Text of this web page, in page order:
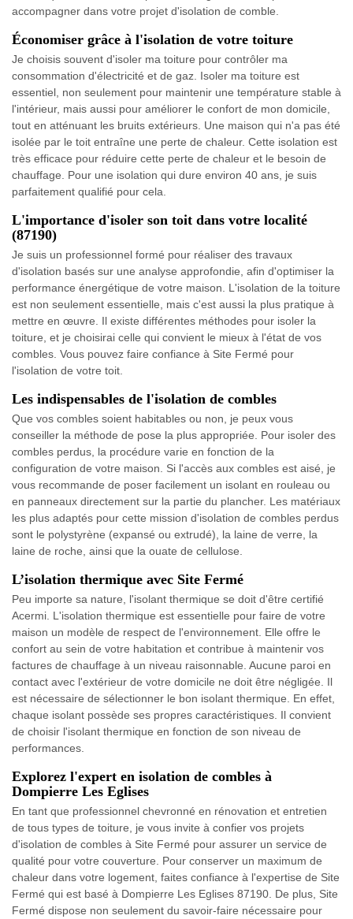
accompagner dans votre projet d'isolation de comble.
Économiser grâce à l'isolation de votre toiture
Je choisis souvent d'isoler ma toiture pour contrôler ma
consommation d'électricité et de gaz. Isoler ma toiture est
essentiel, non seulement pour maintenir une température stable à
l'intérieur, mais aussi pour améliorer le confort de mon domicile,
tout en atténuant les bruits extérieurs. Une maison qui n'a pas été
isolée par le toit entraîne une perte de chaleur. Cette isolation est
très efficace pour réduire cette perte de chaleur et le besoin de
chauffage. Pour une isolation qui dure environ 40 ans, je suis
parfaitement qualifié pour cela.
L'importance d'isoler son toit dans votre localité
(87190)
Je suis un professionnel formé pour réaliser des travaux
d'isolation basés sur une analyse approfondie, afin d'optimiser la
performance énergétique de votre maison. L'isolation de la toiture
est non seulement essentielle, mais c'est aussi la plus pratique à
mettre en œuvre. Il existe différentes méthodes pour isoler la
toiture, et je choisirai celle qui convient le mieux à l'état de vos
combles. Vous pouvez faire confiance à Site Fermé pour
l'isolation de votre toit.
Les indispensables de l'isolation de combles
Que vos combles soient habitables ou non, je peux vous
conseiller la méthode de pose la plus appropriée. Pour isoler des
combles perdus, la procédure varie en fonction de la
configuration de votre maison. Si l'accès aux combles est aisé, je
vous recommande de poser facilement un isolant en rouleau ou
en panneaux directement sur la partie du plancher. Les matériaux
les plus adaptés pour cette mission d'isolation de combles perdus
sont le polystyrène (expansé ou extrudé), la laine de verre, la
laine de roche, ainsi que la ouate de cellulose.
L’isolation thermique avec Site Fermé
Peu importe sa nature, l'isolant thermique se doit d'être certifié
Acermi. L'isolation thermique est essentielle pour faire de votre
maison un modèle de respect de l'environnement. Elle offre le
confort au sein de votre habitation et contribue à maintenir vos
factures de chauffage à un niveau raisonnable. Aucune paroi en
contact avec l'extérieur de votre domicile ne doit être négligée. Il
est nécessaire de sélectionner le bon isolant thermique. En effet,
chaque isolant possède ses propres caractéristiques. Il convient
de choisir l'isolant thermique en fonction de son niveau de
performances.
Explorez l'expert en isolation de combles à
Dompierre Les Eglises
En tant que professionnel chevronné en rénovation et entretien
de tous types de toiture, je vous invite à confier vos projets
d'isolation de combles à Site Fermé pour assurer un service de
qualité pour votre couverture. Pour conserver un maximum de
chaleur dans votre logement, faites confiance à l'expertise de Site
Fermé qui est basé à Dompierre Les Eglises 87190. De plus, Site
Fermé dispose non seulement du savoir-faire nécessaire pour